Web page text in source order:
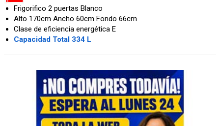
Frigorifico 2 puertas Blanco
Alto 170cm Ancho 60cm Fondo 66cm
Clase de eficiencia energética E
Capacidad Total 334 L